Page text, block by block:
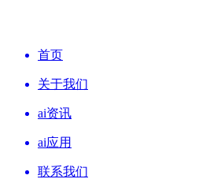
首页
关于我们
ai资讯
ai应用
联系我们